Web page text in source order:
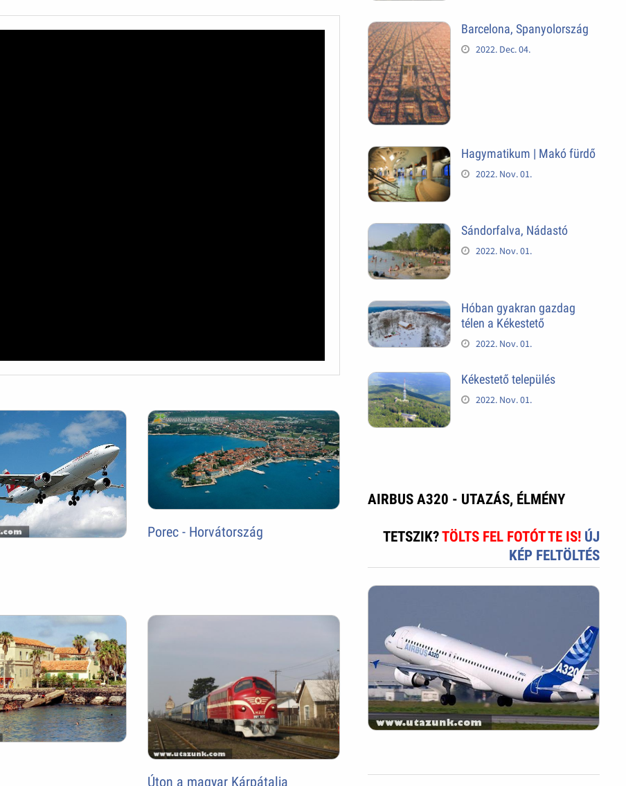
Porec - Horvátország
Úton a magyar Kárpátalja
Barcelona, Spanyolország
2022. Dec. 04.
Hagymatikum | Makó fürdő
2022. Nov. 01.
Sándorfalva, Nádastó
2022. Nov. 01.
Hóban gyakran gazdag
télen a Kékestető
2022. Nov. 01.
Kékestető település
2022. Nov. 01.
AIRBUS A320 - UTAZÁS, ÉLMÉNY
TETSZIK?TÖLTS FEL FOTÓT TE IS! ÚJ
KÉP FELTÖLTÉS